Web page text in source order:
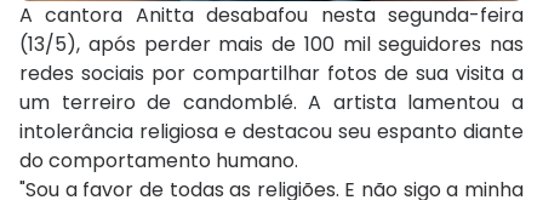
A cantora Anitta desabafou nesta segunda-feira
(13/5), após perder mais de 100 mil seguidores nas
redes sociais por compartilhar fotos de sua visita a
um terreiro de candomblé. A artista lamentou a
intolerância religiosa e destacou seu espanto diante
do comportamento humano.
"Sou a favor de todas as religiões. E não sigo a minha